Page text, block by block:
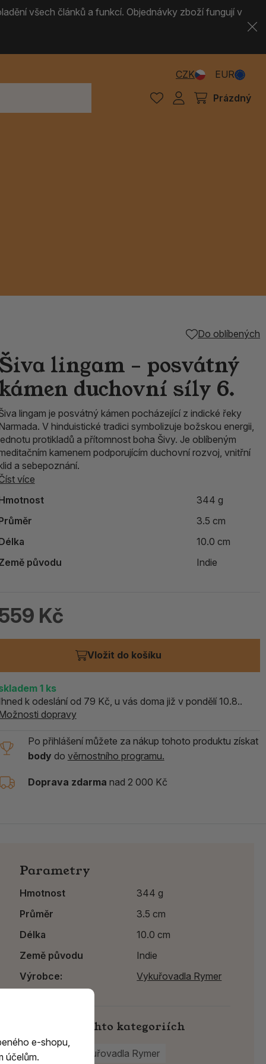
všech článků a funkcí. Objednávky zboží fungují v
CZK
EUR
Prázdný
ALOE PRAVÁ (Aloe vera)
Orientální kovové
lucerny
Do oblíbených
lingam – posvátný
duchovní síly 6.
lingam je posvátný kámen pocházející z indické řeky
V hinduistické tradici symbolizuje božskou energii,
protikladů a přítomnost boha Šivy. Je oblíbeným
kamenem podporujícím duchovní rozvoj, vnitřní
a sebepoznání.
více
344 g
3.5 cm
10.0 cm
původu
Indie
Kč
Vložit do košíku
1 ks
k odeslání od 79 Kč, u vás doma již v pondělí 10.8..
dopravy
Po přihlášení můžete za nákup tohoto produktu získat
body do věrnostního programu.
Doprava zdarma nad 2 000 Kč
Parametry
Hmotnost
344 g
Průměr
3.5 cm
Délka
10.0 cm
Země původu
Indie
Výrobce:
Vykuřovadla Rymer
Najdete v těchto kategoriích
Kameny Vykuřovadla Rymer
e-shopu,
účelům.